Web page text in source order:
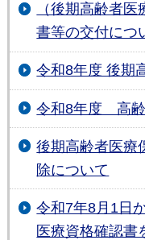
（後期高齢者
書等の交付につ
令和8年度 後期
令和8年度 高齢
後期高齢者医療
除について
令和7年8月1日
医療資格確認書